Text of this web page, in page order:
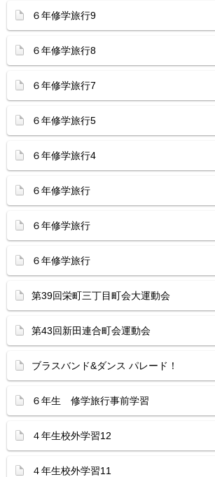
６年修学旅行9
６年修学旅行8
６年修学旅行7
６年修学旅行5
６年修学旅行4
６年修学旅行
６年修学旅行
６年修学旅行
第39回栄町三丁目町会大運動会
第43回新田連合町会運動会
ブラスバンド&ダンス パレード！
６年生 修学旅行事前学習
４年生校外学習12
４年生校外学習11